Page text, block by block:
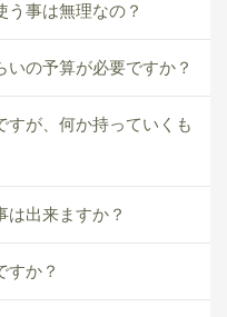
事は無理なの？
の予算が必要ですか？
すが、何か持っていくも
は出来ますか？
すか？